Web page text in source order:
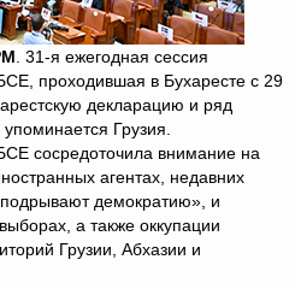
. 31-я ежегодная сессия
проходившая в Бухаресте с 29
декларацию и ряд
Грузия.
сосредоточила внимание на
агентах, недавних
демократию», и
а также оккупации
Грузии, Абхазии и